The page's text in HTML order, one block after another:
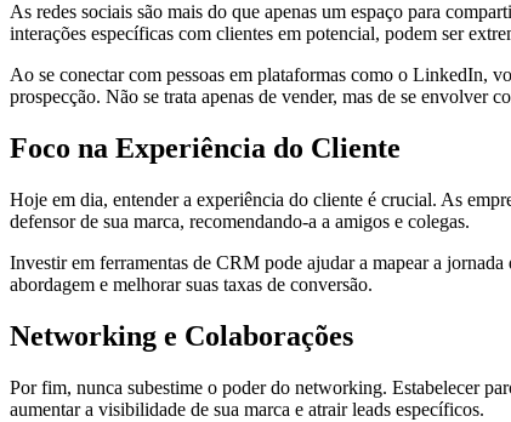
As redes sociais são mais do que apenas um espaço para
interações específicas com clientes em potencial, podem ser
Ao se conectar com pessoas em plataformas como o LinkedIn,
prospecção. Não se trata apenas de vender, mas de se envolver
Foco na Experiência do Cliente
Hoje em dia, entender a experiência do cliente é crucial. As
defensor de sua marca, recomendando-a a amigos e colegas.
Investir em ferramentas de CRM pode ajudar a mapear a
abordagem e melhorar suas taxas de conversão.
Networking e Colaborações
Por fim, nunca subestime o poder do networking. Estabelecer
aumentar a visibilidade de sua marca e atrair leads específicos.